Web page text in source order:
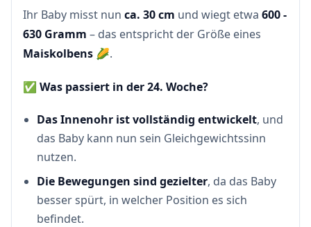
Ihr Baby misst nun ca. 30 cm und wiegt etwa 600 -
630 Gramm – das entspricht der Größe eines
Maiskolbens 🌽.
✅ Was passiert in der 24. Woche?
Das Innenohr ist vollständig entwickelt, und
das Baby kann nun sein Gleichgewichtssinn
nutzen.
Die Bewegungen sind gezielter, da das Baby
besser spürt, in welcher Position es sich
befindet.